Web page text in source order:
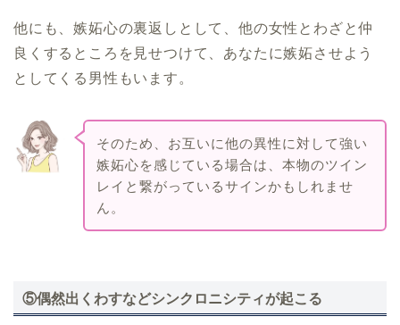
他にも、嫉妬心の裏返しとして、他の女性とわざと仲
良くするところを見せつけて、あなたに嫉妬させよう
としてくる男性もいます。
そのため、お互いに他の異性に対して強い
嫉妬心を感じている場合は、本物のツイン
レイと繋がっているサインかもしれませ
ん。
⑤偶然出くわすなどシンクロニシティが起こる